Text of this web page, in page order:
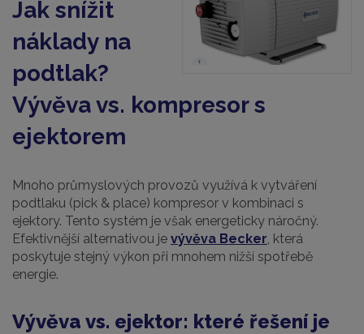
Jak snížit
náklady na
podtlak?
Vývěva vs. kompresor s
ejektorem
Mnoho průmyslových provozů využívá k vytváření
podtlaku (pick & place) kompresor v kombinaci s
ejektory. Tento systém je však energeticky náročný.
Efektivnější alternativou je vývěva Becker , která
poskytuje stejný výkon při mnohem nižší spotřebě
energie.
Vývěva vs. ejektor: které řešení je